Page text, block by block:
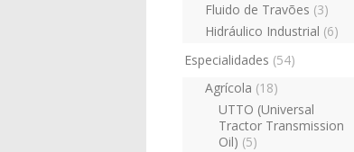
Fluido de Travões (3)
Hidráulico Industrial (6)
Especialidades (54)
Agrícola (18)
UTTO (Universal
Tractor Transmission
Oil) (5)